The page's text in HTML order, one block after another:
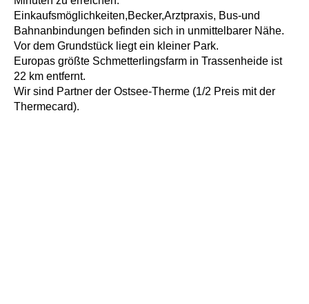
Einkaufsmöglichkeiten,Becker,Arztpraxis, Bus-und
Bahnanbindungen befinden sich in unmittelbarer Nähe.
Vor dem Grundstück liegt ein kleiner Park.
Europas größte Schmetterlingsfarm in Trassenheide ist
22 km entfernt.
Wir sind Partner der Ostsee-Therme (1/2 Preis mit der
Thermecard).